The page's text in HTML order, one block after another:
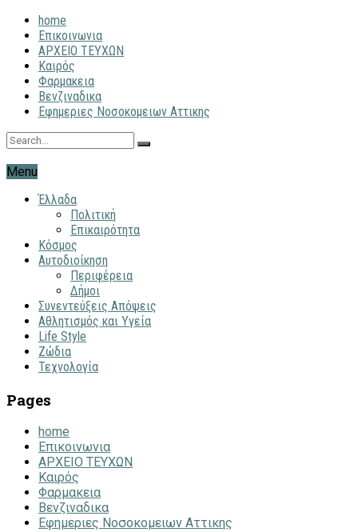
home
Επικοινωνια
ΑΡΧΕΙΟ ΤΕΥΧΩΝ
Καιρός
Φαρμακεια
Βενζιναδικα
Εφημεριες Νοσοκομειων Αττικης
Menu
Έλλαδα
Πολιτική
Επικαιρότητα
Κόσμος
Αυτοδιοίκηση
Περιφέρεια
Δήμοι
Συνεντεύξεις Απόψεις
Αθλητισμός και Υγεία
Life Style
Ζώδια
Τεχνολογία
Pages
home
Επικοινωνια
ΑΡΧΕΙΟ ΤΕΥΧΩΝ
Καιρός
Φαρμακεια
Βενζιναδικα
Εφημεριες Νοσοκομειων Αττικης